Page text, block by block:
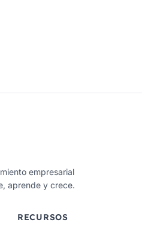
empresarial
aprende y crece.
RECURSOS